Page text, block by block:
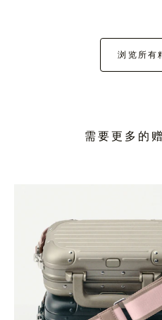
浏览所有
需要更多的